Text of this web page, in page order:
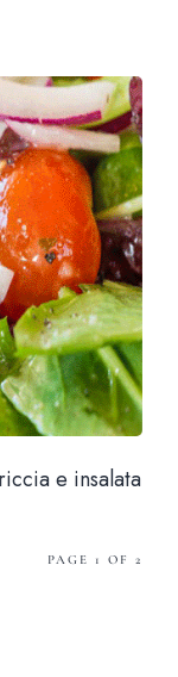
e insalata
PAGE 1 OF 2